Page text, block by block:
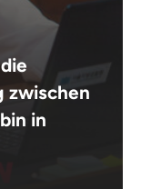
zwischen
in